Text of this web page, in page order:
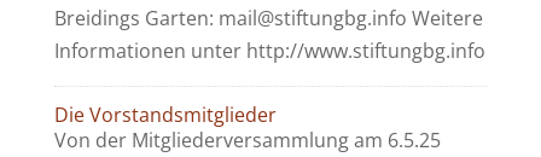
Breidings Garten: mail@stiftungbg.info Weitere
Informationen unter http://www.stiftungbg.info
Die Vorstandsmitglieder
Von der Mitgliederversammlung am 6.5.25